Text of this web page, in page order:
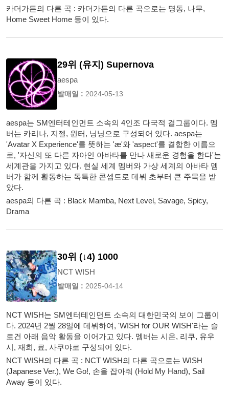
카더가든의 다른 곡 : 카더가든의 다른 곡으로는 명동, 나무,
Home Sweet Home 등이 있다.
29위 (유지) Supernova
aespa
발매일 : 2024-05-13
aespa는 SM엔터테인먼트 소속의 4인조 다국적 걸그룹이다. 멤
버는 카리나, 지젤, 윈터, 닝닝으로 구성되어 있다. aespa는
'Avatar X Experience'를 뜻하는 'æ'와 'aspect'를 결합한 이름으
로, '자신의 또 다른 자아인 아바타를 만나 새로운 경험을 한다'는
세계관을 가지고 있다. 현실 세계 멤버와 가상 세계의 아바타 멤
버가 함께 활동하는 독특한 콘셉트로 데뷔 초부터 큰 주목을 받
았다.
aespa의 다른 곡 : Black Mamba, Next Level, Savage, Spicy,
Drama
30위 (↓4) 1000
NCT WISH
발매일 : 2025-04-14
NCT WISH는 SM엔터테인먼트 소속의 대한민국의 보이 그룹이
다. 2024년 2월 28일에 데뷔하여, 'WISH for OUR WISH'라는 슬
로건 아래 음악 활동을 이어가고 있다. 멤버는 시온, 리쿠, 유우
시, 재희, 료, 사쿠야로 구성되어 있다.
NCT WISH의 다른 곡 : NCT WISH의 다른 곡으로는 WISH
(Japanese Ver.), We Go!, 손을 잡아줘 (Hold My Hand), Sail
Away 등이 있다.